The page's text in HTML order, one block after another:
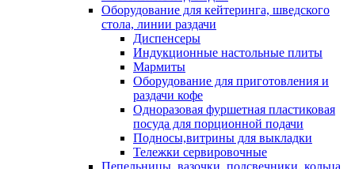
Оборудование для кейтеринга, шведского
стола, линии раздачи
Диспенсеры
Индукционные настольные плиты
Мармиты
Оборудование для приготовления и
раздачи кофе
Одноразовая фуршетная пластиковая
посуда для порционной подачи
Подносы,витрины для выкладки
Тележки сервировочные
Пепельницы, вазочки, подсвечники, кольца